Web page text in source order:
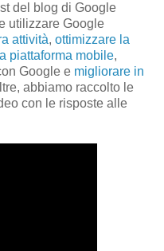
del blog di Google
utilizzare Google
attività, ottimizzare la
piattaforma mobile,
Google e migliorare in
abbiamo raccolto le
con le risposte alle